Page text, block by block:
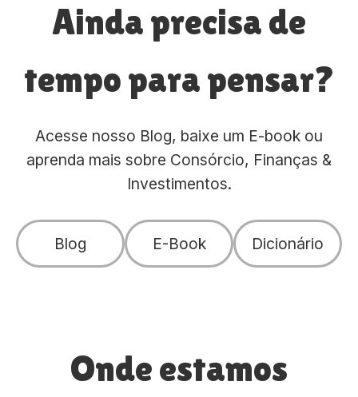
Ainda precisa de
tempo para pensar?
Acesse nosso Blog, baixe um E-book ou
aprenda mais sobre Consórcio, Finanças &
Investimentos.
Blog E-Book Dicionário
Onde estamos